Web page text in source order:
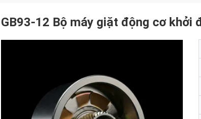
GB93-12 Bộ máy giặt động cơ khởi